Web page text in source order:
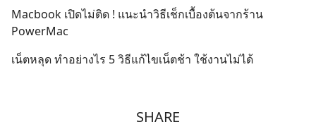
Macbook เปิดไม่ติด ! แนะนำวิธีเช็กเบื้องต้นจากร้าน
PowerMac
เน็ตหลุด ทำอย่างไร 5 วิธีแก้ไขเน็ตช้า ใช้งานไม่ได้
SHARE